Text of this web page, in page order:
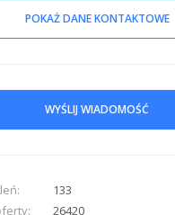
POKAŻ DANE KONTAKTOWE
WYŚLIJ WIADOMOŚĆ
133
26420